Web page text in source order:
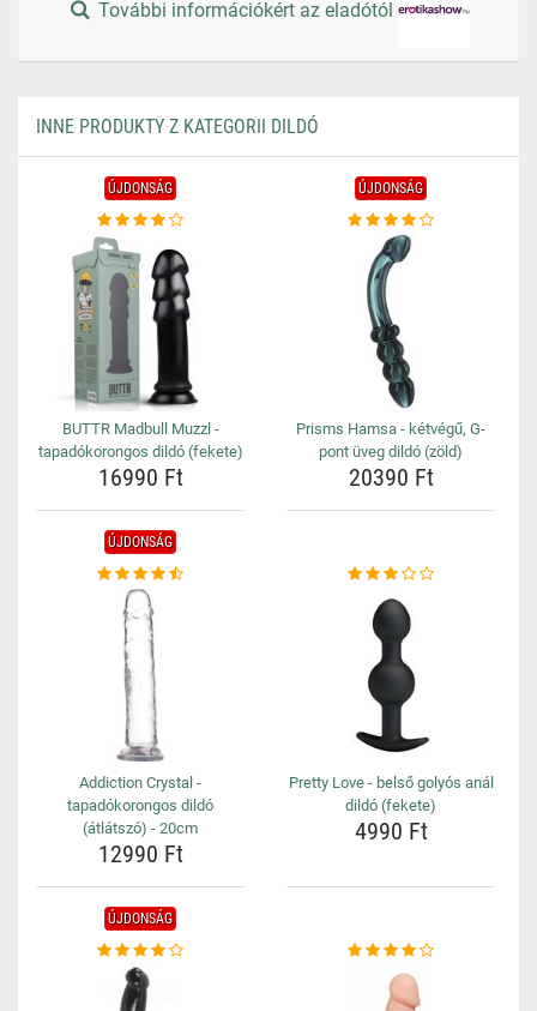
További információkért az eladótól
INNE PRODUKTY Z KATEGORII DILDÓ
ÚJDONSÁG
BUTTR Madbull Muzzl -
tapadókorongos dildó (fekete)
16990 Ft
ÚJDONSÁG
Prisms Hamsa - kétvégű, G-
pont üveg dildó (zöld)
20390 Ft
ÚJDONSÁG
Addiction Crystal -
tapadókorongos dildó
(átlátszó) - 20cm
12990 Ft
Pretty Love - belső golyós anál
dildó (fekete)
4990 Ft
ÚJDONSÁG